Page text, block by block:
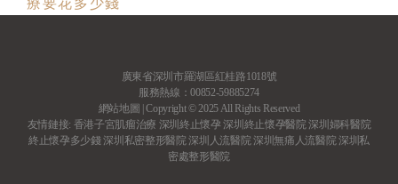
療要花多少錢
廣東省深圳市羅湖區紅桂路1018號
服務熱線：00852-59885274
網站地圖 | Copyright © 2025 All Rights Reserved
友情鏈接: 香港子宮肌瘤治療 深圳終止懷孕深圳終止懷孕醫院深圳婦科醫院
終止懷孕多少錢深圳私密整形醫院深圳人流醫院深圳無痛人流醫院深圳私
密處整形醫院